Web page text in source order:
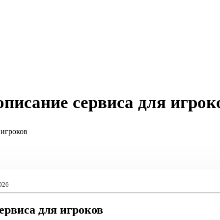
сервиса для
для игроков